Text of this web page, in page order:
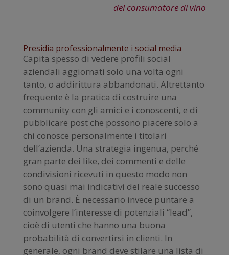
del consumatore di vino
Presidia professionalmente i social media
Capita spesso di vedere profili social
aziendali aggiornati solo una volta ogni
tanto, o addirittura abbandonati. Altrettanto
frequente è la pratica di costruire una
community con gli amici e i conoscenti, e di
pubblicare post che possono piacere solo a
chi conosce personalmente i titolari
dell’azienda. Una strategia ingenua, perché
gran parte dei like, dei commenti e delle
condivisioni ricevuti in questo modo non
sono quasi mai indicativi del reale successo
di un brand. È necessario invece puntare a
coinvolgere l’interesse di potenziali “lead”,
cioè di utenti che hanno una buona
probabilità di convertirsi in clienti. In
generale, ogni brand deve stilare una lista di